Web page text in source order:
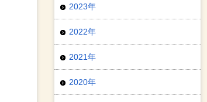
2023年
2022年
2021年
2020年